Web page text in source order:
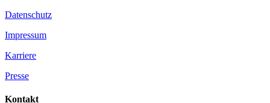
Datenschutz
Impressum
Karriere
Presse
Kontakt